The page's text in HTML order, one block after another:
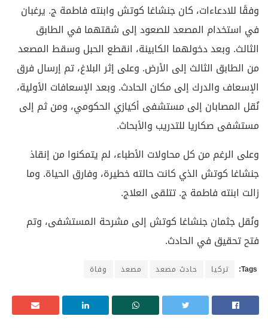
وفقًا للادعاءات، كان جنشاغا كوتش وابنته فاطمة ج. يرغبان
في استخدام المصعد للصعود إلى شقتهما في الطابق
الثالث. وبعد دخولهما الكابينة، انقطع الحبل وسقط المصعد
من الطابق الثالث إلى الأرض. وعلى إثر البلاغ، تم إرسال فرق
الإسعاف والدرك إلى مكان الحادث. وبعد الإسعافات الأولية،
نُقل المصابان إلى مستشفى أكيازي الحكومي، ومن ثم إلى
مستشفى صكاريا للتدريب والأبحاث.
وعلى الرغم من كل محاولات الأطباء، لم يتمكنوا من إنقاذ
جنشاغا كوتش الذي كانت حالته خطيرة، وفارق الحياة. وما
زالت ابنته فاطمة ج. تتلقى العلاج.
ونُقل جثمان جنشاغا كوتش إلى مشرحة المستشفى، وتم
فتح تحقيق في الحادث.
Tags: تركيا حادث مصعد مصعد وفاة